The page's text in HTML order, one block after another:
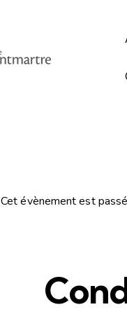
Cet évènement est